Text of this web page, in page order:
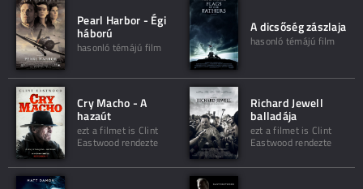
Pearl Harbor - Égi
háború
hasonló témájú film
A dicsőség zászlaja
hasonló témájú film
Cry Macho - A
hazaút
ezt a filmet is Clint
Eastwood rendezte
Richard Jewell
balladája
ezt a filmet is Clint
Eastwood rendezte